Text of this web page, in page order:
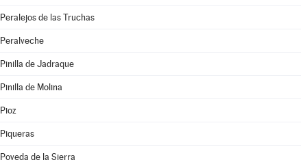
Peralejos de las Truchas
Peralveche
Pinilla de Jadraque
Pinilla de Molina
Pioz
Piqueras
Poveda de la Sierra